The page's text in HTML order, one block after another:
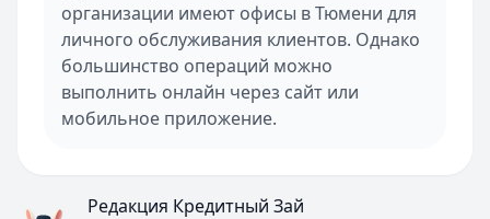
организации имеют офисы в Тюмени для
личного обслуживания клиентов. Однако
большинство операций можно
выполнить онлайн через сайт или
мобильное приложение.
Редакция Кредитный Зай